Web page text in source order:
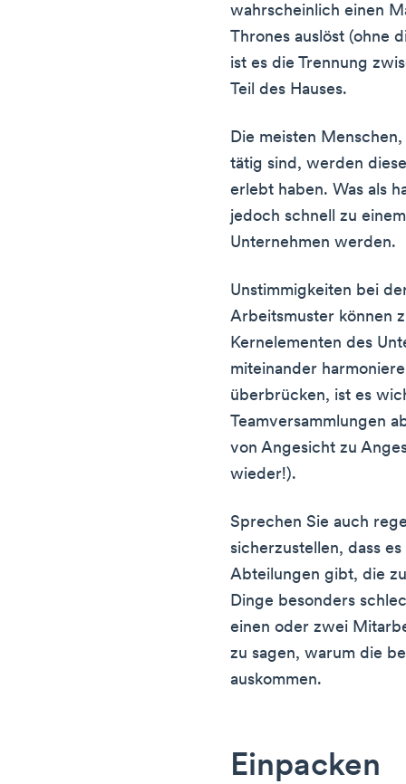
wahrscheinlich einen
Thrones auslöst (ohne
ist es die Trennung
Teil des Hauses.
Die meisten
tätig sind, werden
erlebt haben. Was als
jedoch schnell zu
Unternehmen werden.
Unstimmigkeiten bei
Arbeitsmuster können
Kernelementen des
miteinander
überbrücken, ist es
Teamversammlungen
von Angesicht zu
wieder!).
Sprechen Sie auch
sicherzustellen, dass
Abteilungen gibt, die
Dinge besonders
einen oder zwei
zu sagen, warum die
auskommen.
Einpacken